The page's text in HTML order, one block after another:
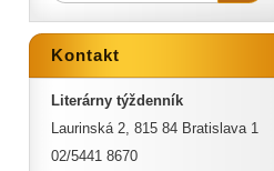
Kontakt
Literárny týždenník
Laurinská 2, 815 84 Bratislava 1
02/5441 8670